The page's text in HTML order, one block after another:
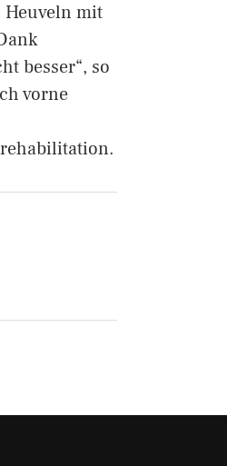
Heuveln mit
besser“, so
vorne